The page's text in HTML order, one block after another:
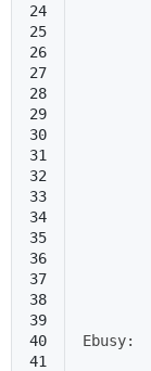
24
25
26
27
28
29
30
31
32
33
34
35
36
37
38
39
40
41
Ebusy: